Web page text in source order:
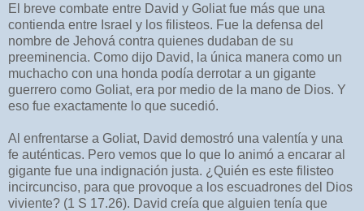
El breve combate entre David y Goliat fue más que una
contienda entre Israel y los filisteos. Fue la defensa del
nombre de Jehová contra quienes dudaban de su
preeminencia. Como dijo David, la única manera como un
muchacho con una honda podía derrotar a un gigante
guerrero como Goliat, era por medio de la mano de Dios. Y
eso fue exactamente lo que sucedió.
Al enfrentarse a Goliat, David demostró una valentía y una
fe auténticas. Pero vemos que lo que lo animó a encarar al
gigante fue una indignación justa. ¿Quién es este filisteo
incircunciso, para que provoque a los escuadrones del Dios
viviente? (1 S 17.26). David creía que alguien tenía que